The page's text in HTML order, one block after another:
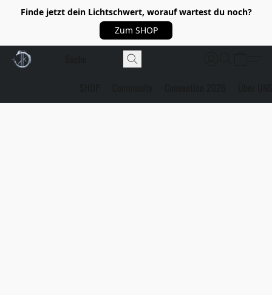
Finde jetzt dein Lichtschwert, worauf wartest du noch?
Zum SHOP